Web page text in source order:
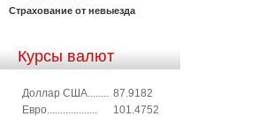
Страхование от невыезда
Курсы валют
Доллар США........ 87.9182
Евро...................
101.4752